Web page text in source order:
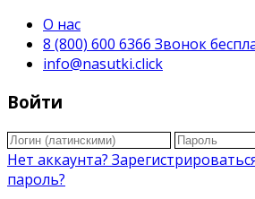
О нас
8 (800) 600 6366 Звонок
info@nasutki.click
Войти
Нет аккаунта?
пароль?